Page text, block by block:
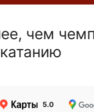
чем
катанию
5.0